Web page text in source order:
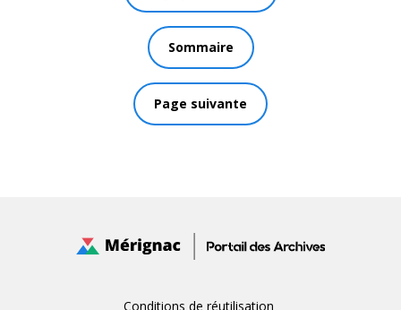
Sommaire
Page suivante
Conditions de réutilisation